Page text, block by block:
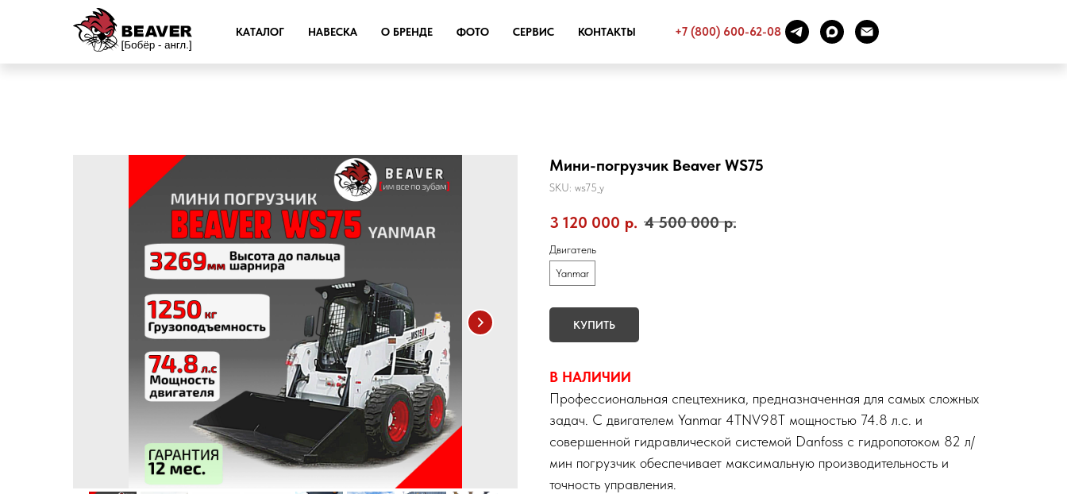
КАТАЛОГ НАВЕСКА О БРЕНДЕ ФОТО СЕРВИС КОНТАКТЫ +7 (800) 600-62-08
Мини-погрузчик Beaver WS75
SKU: ws75_y
3 120 000 р. 4 500 000 р.
Двигатель
Yanmar
КУПИТЬ
В НАЛИЧИИ
Профессиональная спецтехника, предназначенная для самых сложных
задач. С двигателем Yanmar 4TNV98T мощностью 74.8 л.с. и
совершенной гидравлической системой Danfoss с гидропотоком 82 л/
мин погрузчик обеспечивает максимальную производительность и
точность управления.